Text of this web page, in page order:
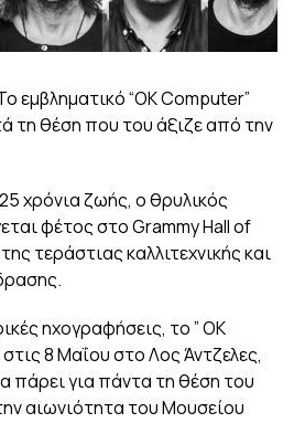
εμβληματικό “OK Computer”
τη θέση που του άξιζε από την
χρόνια ζωής, ο θρυλικός
φέτος στο Grammy Hall of
τεράστιας καλλιτεχνικής και
ηχογραφήσεις, το ” OK
8 Μαΐου στο Λος Άντζελες,
πάρει για πάντα τη θέση του
αιωνιότητα του Μουσείου